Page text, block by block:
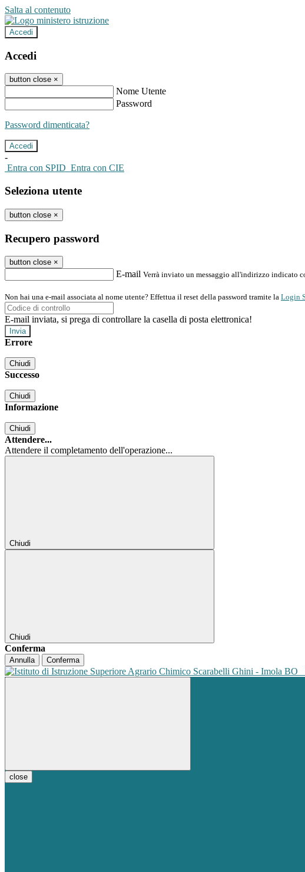
Salta al contenuto
Accedi
Accedi
button close ×
Nome Utente
Password
Password dimenticata?
-
Entra con SPID Entra con CIE
Seleziona utente
button close ×
Recupero password
button close ×
E-mail Verrà inviato un messaggio all'indirizzo indicato
Non hai una e-mail associata al nome utente? Effettua il reset della password tramite la Login
E-mail inviata, si prega di controllare la casella di posta elettronica!
Errore
Chiudi
Successo
Chiudi
Informazione
Chiudi
Attendere...
Attendere il completamento dell'operazione...
Chiudi
Chiudi
Conferma
Annulla Conferma
close